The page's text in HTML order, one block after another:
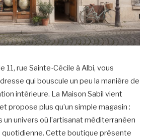
11, rue Sainte-Cécile à Albi, vous
qui bouscule un peu la manière de
intérieure. La Maison Sabil vient
propose plus qu’un simple magasin :
un univers où l’artisanat méditerranéen
quotidienne. Cette boutique présente